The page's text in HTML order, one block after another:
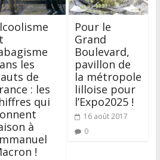
les
de
: les
qui
à
!
Pour le
Grand
Boulevard,
pavillon de
la métropole
lilloise pour
l’Expo2025 !
16 août 2017
0